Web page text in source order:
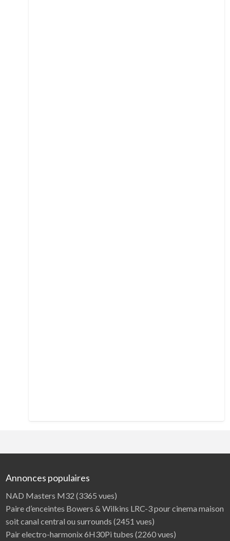
Annonces populaires
NAD Masters M32 (3365 vues)
Paire d’enceintes Bowers & Wilkins LRC-3 pour cinema maison
soit canal central ou surrounds (2451 vues)
Pair electro-harmonix 6H30Pi tubes (2260 vues)